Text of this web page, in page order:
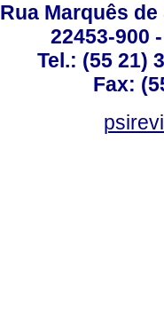
Rua Marquês de
22453-900
Tel.: (55 21)
Fax: